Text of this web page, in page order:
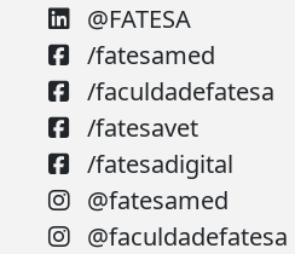
@FATESA
/fatesamed
/faculdadefatesa
/fatesavet
/fatesadigital
@fatesamed
@faculdadefatesa